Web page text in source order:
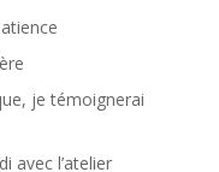
je témoignerai
avec l’atelier